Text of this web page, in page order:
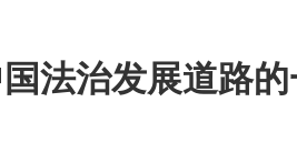
法治发展道路的